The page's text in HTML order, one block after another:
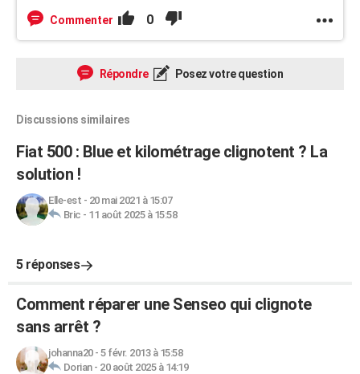
Commenter 0
Répondre Posez votre question
Discussions similaires
Fiat 500 : Blue et kilométrage clignotent ? La
solution !
Elle-est - 20 mai 2021 à 15:07
Bric - 11 août 2025 à 15:58
5 réponses
Comment réparer une Senseo qui clignote
sans arrêt ?
johanna20- 5 févr. 2013 à 15:58
Dorian- 20 août 2025 à 14:19